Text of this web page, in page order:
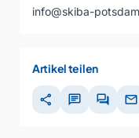
info@skiba-
Artikel teilen
share chat forum mail